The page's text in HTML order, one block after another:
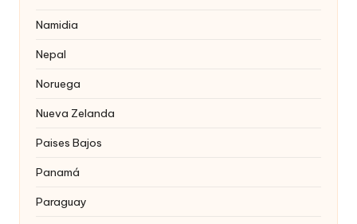
Namidia
Nepal
Noruega
Nueva Zelanda
Paises Bajos
Panamá
Paraguay